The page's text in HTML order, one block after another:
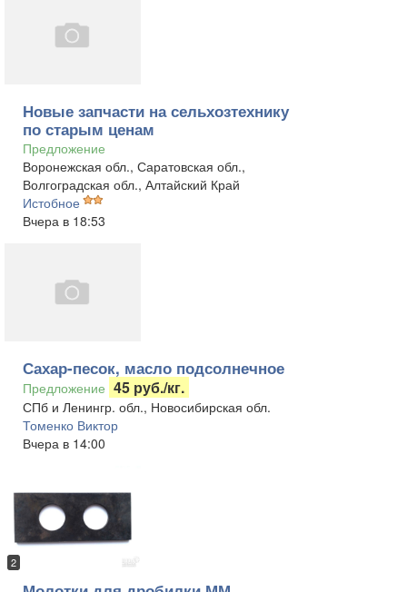
Новые запчасти на сельхозтехнику
по старым ценам
Предложение
Воронежская обл., Саратовская обл.,
Волгоградская обл., Алтайский Край
Истобное
Вчера в 18:53
Сахар-песок, масло подсолнечное
Предложение 45 руб./кг.
СПб и Ленингр. обл., Новосибирская обл.
Томенко Виктор
Вчера в 14:00
2